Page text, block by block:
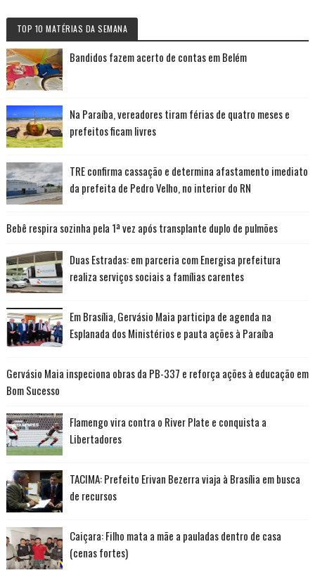
TOP 10 MATÉRIAS DA SEMANA
Bandidos fazem acerto de contas em Belém
Na Paraíba, vereadores tiram férias de quatro meses e
prefeitos ficam livres
TRE confirma cassação e determina afastamento imediato
da prefeita de Pedro Velho, no interior do RN
Bebê respira sozinha pela 1ª vez após transplante duplo de pulmões
Duas Estradas: em parceria com Energisa prefeitura
realiza serviços sociais a famílias carentes
Em Brasília, Gervásio Maia participa de agenda na
Esplanada dos Ministérios e pauta ações à Paraíba
Gervásio Maia inspeciona obras da PB-337 e reforça ações à educação em
Bom Sucesso
Flamengo vira contra o River Plate e conquista a
Libertadores
TACIMA: Prefeito Erivan Bezerra viaja à Brasília em busca
de recursos
Caiçara: Filho mata a mãe a pauladas dentro de casa
(cenas fortes)